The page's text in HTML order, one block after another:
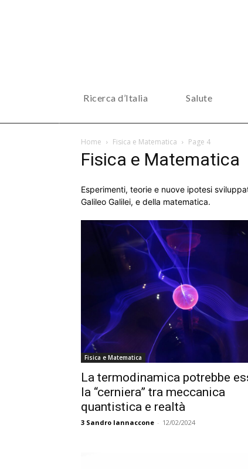
Ricerca d’Italia Salute
Home Fisica e Matematica Page 4
Fisica e Matematica
Esperimenti, teorie e nuove ipotesi
Galileo Galilei, e della matematica.
Fisica e Matematica
La termodinamica potrebbe
la “cerniera” tra meccanica
quantistica e realtà
3 Sandro Iannaccone - 12/02/2024